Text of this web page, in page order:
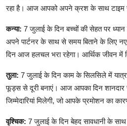
रहा है। आज आपको अपने क्रश के साथ टाइम
कन्या: 7 जुलाई के दिन बच्चों की सेहत पर
अपने पार्टनर के साथ से समय बिताने के लिए
दिन आज हलचल भरा रहेगा। आर्थिक जीवन में
तुला: 7 जुलाई के दिन काम के सिलसिले में
फूड्स से दूरी बनाएं। आज आपका दिन शानदार
जिम्मेदारियां मिलेगी, जो आपके प्रमोशन का
वृश्चिक: 7 जुलाई के दिन बेहद सावधानी के